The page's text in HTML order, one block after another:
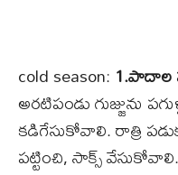
cold season: 1.పాదాల
అరటిపండు గుజ్జును
కడిగేసుకోవాలి. రాత్రి
పట్టించి, సాక్స్‌ వేసుకోవాలి.